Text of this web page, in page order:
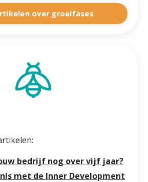
over groeifases
bedrijf nog over vijf jaar?
met de Inner Development